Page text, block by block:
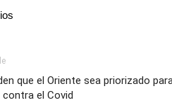
que el Oriente sea priorizado
el Covid